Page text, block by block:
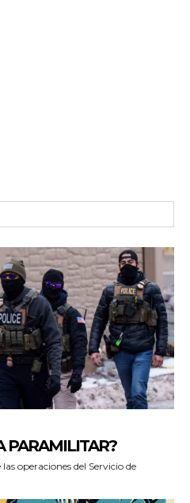
PARAMILITAR?